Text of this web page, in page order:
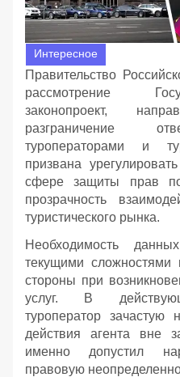
Интересное
Правительство
рассмотрение
законопроект,
разграничение
туроператорами и
призвана
сфере защиты прав
прозрачность
туристического рынка.
Необходимость
текущими сложностями
стороны при
услуг. В
туроператор зачастую
действия агента вне
именно допустил
правовую